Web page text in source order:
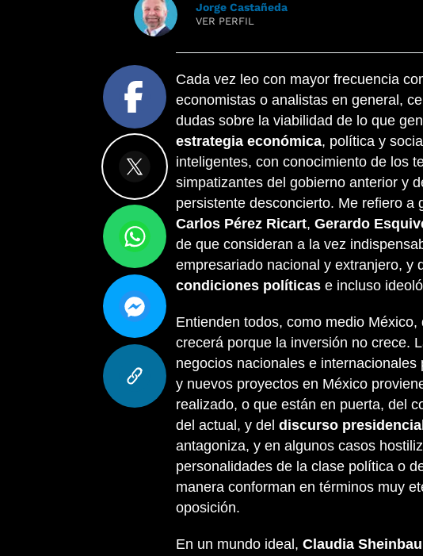
Jorge Castañeda
VER PERFIL
Cada vez leo con mayor frecuencia
economistas o analistas en general,
dudas sobre la viabilidad de lo que
estrategia económica, política y
inteligentes, con conocimiento de los
simpatizantes del gobierno anterior y
persistente desconcierto. Me refiero a
Carlos Pérez Ricart, Gerardo
de que consideran a la vez
empresariado nacional y extranjero, y
condiciones políticas e incluso
Entienden todos, como medio
crecerá porque la inversión no crece.
negocios nacionales e
y nuevos proyectos en México
realizado, o que están en puerta, del
del actual, y del discurso presidencial
antagoniza, y en algunos casos
personalidades de la clase política o
manera conforman en términos muy
oposición.
En un mundo ideal, Claudia